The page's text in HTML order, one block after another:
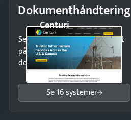
Dokumenthåndtering
Centuri
Send kontrakter til underskrift
på minutter og mist ingen
dokumenter.
Se 16 systemer